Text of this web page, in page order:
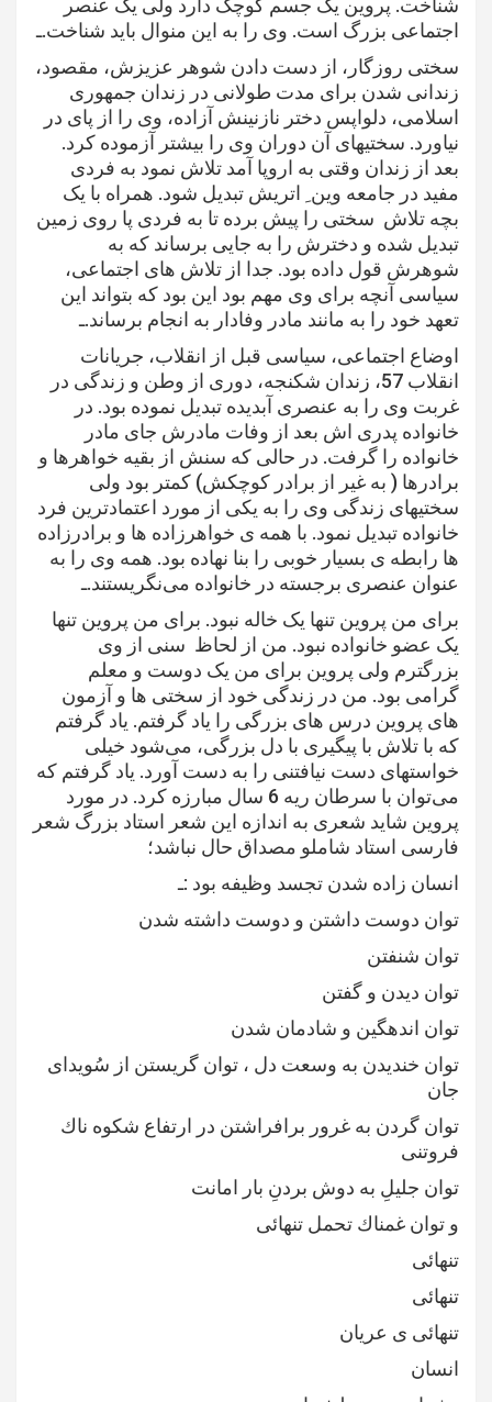
شناخت. پروین یک جسم کوچک دارد ولی یک عنصر
اجتماعی بزرگ است. وی را به این منوال باید شناخت.ـ
سختی روزگار، از دست دادن شوهر عزیزش، مقصود،
زندانی شدن برای مدت طولانی در زندان جمهوری
اسلامی، دلواپس دختر نازنینش آزاده، وی را از پای در
نیاورد. سختیهای آن دوران وی را بیشتر آزموده کرد.
بعد از زندان وقتی به اروپا آمد تلاش نمود به فردی
مفید در جامعه وین ِ اتریش تبدیل شود. همراه با یک
بچه تلاش سختی را پیش برده تا به فردی پا روی زمین
تبدیل شده و دخترش را به جایی برساند که به
شوهرش قول داده بود. جدا از تلاش های اجتماعی،
سیاسی آنچه برای وی مهم بود این بود که بتواند این
تعهد خود را به مانند مادر وفادار به انجام برساند.ـ
اوضاع اجتماعی، سیاسی قبل از انقلاب، جریانات
انقلاب 57، زندان شکنجه، دوری از وطن و زندگی در
غربت وی را به عنصری آبدیده تبدیل نموده بود. در
خانواده پدری اش بعد از وفات مادرش جای مادر
خانواده را گرفت. در حالی که سنش از بقیه خواهرها و
برادرها ( به غیر از برادر کوچکش) کمتر بود ولی
سختیهای زندگی وی را به یکی از مورد اعتمادترین فرد
خانواده تبدیل نمود. با همه ی خواهرزاده ها و برادرزاده
ها رابطه ی بسیار خوبی را بنا نهاده بود. همه وی را به
عنوان عنصری برجسته در خانواده می‌نگریستند.ـ
برای من پروین تنها یک خاله نبود. برای من پروین تنها
یک عضو خانواده نبود. من از لحاظ سنی از وی
بزرگترم ولی پروین برای من یک دوست و معلم
گرامی بود. من در زندگی خود از سختی ها و آزمون
های پروین درس های بزرگی را یاد گرفتم. یاد گرفتم
که با تلاش با پیگیری با دل بزرگی، می‌شود خیلی
خواستهای دست نیافتنی را به دست آورد. یاد گرفتم که
می‌توان با سرطان ریه 6 سال مبارزه کرد. در مورد
پروین شاید شعری به اندازه این شعر استاد بزرگ شعر
فارسی استاد شاملو مصداق حال نباشد؛
انسان زاده شدن تجسد وظيفه بود :ـ
توان دوست داشتن و دوست داشته شدن
توان شنفتن
توان ديدن و گفتن
توان اندهگين و شادمان شدن
توان خنديدن به وسعت دل ، توان گريستن از سُويداى
جان
توان گردن به غرور برافراشتن در ارتفاع شكوه ناك
فروتنى
توان جليلِ به دوش بردنِ بار امانت
و توان غمناك تحمل تنهائى
تنهائى
تنهائى
تنهائى ى عريان
انسان